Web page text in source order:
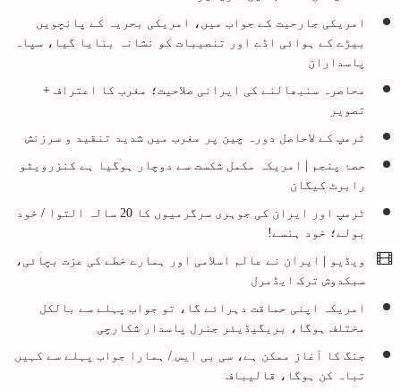
امریکی جارحیت کے جواب میں، امریکی بحریہ کے پانچویں
بیڑے کے ہوائی اڈے اور تنصیبات کو نشانہ بنایا گیا، سپاہ
پاسداران
محاصرہ سنبھالنے کی ایرانی صلاحیت؛ مغرب کا اعتراف +
تصویر
ٹرمپ کے لاحاصل دورہ چین پر مغرب میں شدید تنقید و سرزنش
حصۂ پنجم | امریکہ مکمل شکست سے دوچار ہوگیا ہے کنزرویٹو
رابرٹ کیگان
ٹرمپ اور ایران کی جوہری سرگرمیوں کا 20 سالہ التوا / خود
بولے؛ خود ہنسے!
ویڈیو | ایران نے عالم اسلامی اور ہمارے خطے کی عزت بچائی،
سبکدوش ترک ایڈمرل
امریکہ اپنی حماقت دہرائے گا، تو جواب پہلے سے بالکل
مختلف ہوگا، بریگیڈیئر جنرل پاسدار شکارچی
جنگ کا آغاز ممکن ہے، سی بی ایس / ہمارا جواب پہلے سے کہیں
تباہ کن ہوگا، قالیباف